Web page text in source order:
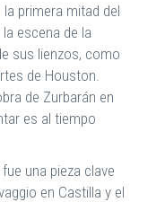
primera mitad del
escena de la
sus lienzos, como
de Houston.
de Zurbarán en
es al tiempo
una pieza clave
en Castilla y el